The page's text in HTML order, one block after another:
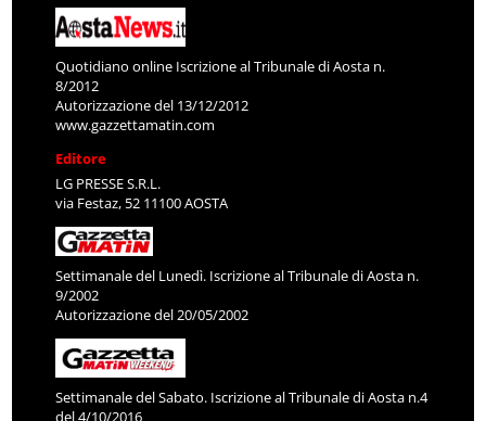
Quotidiano online Iscrizione al Tribunale di Aosta n.
8/2012
Autorizzazione del 13/12/2012
www.gazzettamatin.com
Editore
LG PRESSE S.R.L.
via Festaz, 52 11100 AOSTA
Settimanale del Lunedì. Iscrizione al Tribunale di Aosta n.
9/2002
Autorizzazione del 20/05/2002
Settimanale del Sabato. Iscrizione al Tribunale di Aosta n.4
del 4/10/2016